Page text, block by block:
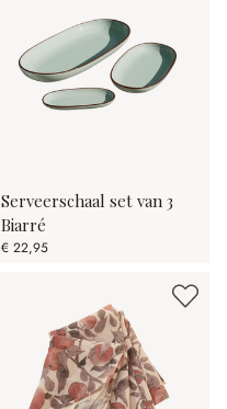
Serveerschaal set van 3
Biarré
€ 22,95